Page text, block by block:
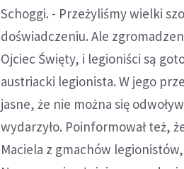
Schoggi. - Przeżyliśmy wielki
doświadczeniu. Ale
Ojciec Święty, i legioniści są
austriacki legionista. W jego
jasne, że nie można się
wydarzyło. Poinformował też,
Maciela z gmachów